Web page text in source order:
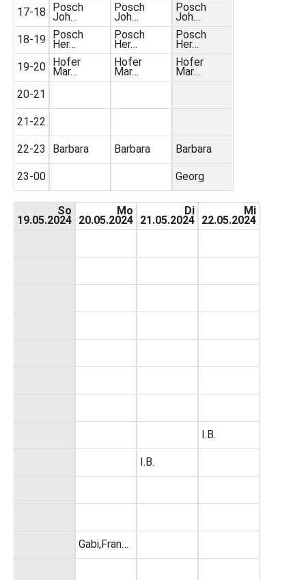
17-18
18-19
19-20
20-21
21-22
22-23
23-00
Posch
Joh…
Posch
Her…
Hofer
Mar…
Barbara
Posch
Joh…
Posch
Her…
Hofer
Mar…
Barbara
Posch
Joh…
Posch
Her…
Hofer
Mar…
Barbara
Georg
So
19.05.2024
Mo
20.05.2024
Gabi,Fran…
Di
21.05.2024
I.B.
Mi
22.05.2024
I.B.